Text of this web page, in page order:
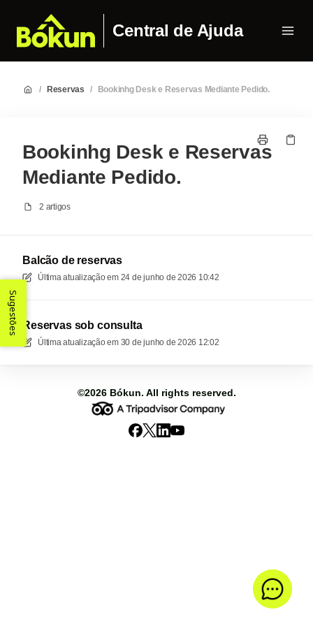
Central de Ajuda
/ Reservas / Bookinhg Desk e Reservas Mediante Pedido.
Bookinhg Desk e Reservas
Mediante Pedido.
2 artigos
Balcão de reservas
Última atualização em 24 de junho de 2026 10:42
Reservas sob consulta
Última atualização em 30 de junho de 2026 12:02
©2026 Bókun. All rights reserved.
Sugestões